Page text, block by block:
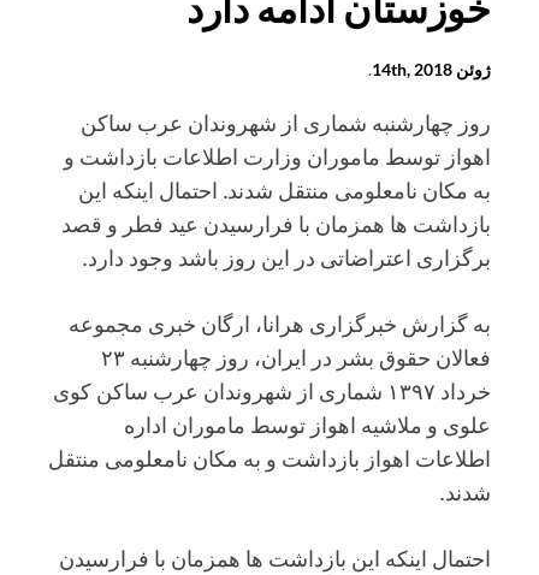
ژوئن 14th, 2018 .
روز چهارشنبه شماری از شهروندان عرب ساکن
اهواز توسط ماموران وزارت اطلاعات بازداشت و
به مکان نامعلومی منتقل شدند. احتمال اینکه این
بازداشت ها همزمان با فرارسیدن عید فطر و قصد
برگزاری اعتراضاتی در این روز باشد وجود دارد.
به گزارش خبرگزاری هرانا، ارگان خبری مجموعه
فعالان حقوق بشر در ایران، روز چهارشنبه ۲۳
خرداد ۱۳۹۷ شماری از شهروندان عرب ساکن کوی
علوی و ملاشیه اهواز توسط ماموران اداره
اطلاعات اهواز بازداشت و به مکان نامعلومی منتقل
شدند.
احتمال اینکه این بازداشت ها همزمان با فرارسیدن